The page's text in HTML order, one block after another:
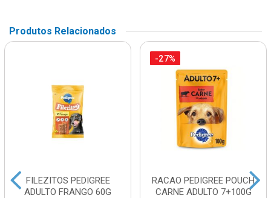
Produtos Relacionados
FILEZITOS PEDIGREE
ADULTO FRANGO 60G
-27%
RACAO PEDIGREE POUCH
CARNE ADULTO 7+100G